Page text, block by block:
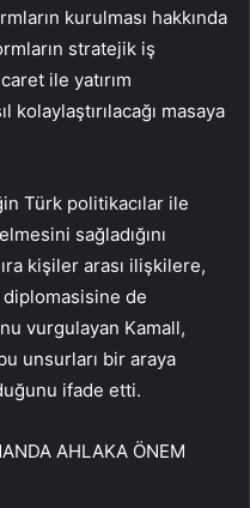
kurulması hakkında
stratejik iş
ile yatırım
kolaylaştırılacağı masaya
Türk politikacılar ile
sağladığını
kişiler arası ilişkilere,
de
vurgulayan Kamall,
unsurları bir araya
ifade etti.
AHLAKA ÖNEM